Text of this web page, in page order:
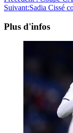
Suivant:Sadia Cissé
Plus d'infos